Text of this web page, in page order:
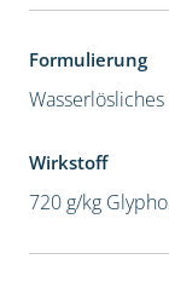
Formulierung
Wirkstoff
720 g/kg